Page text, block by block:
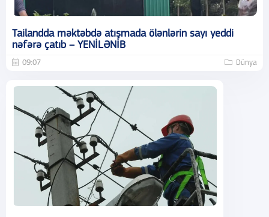
Tailandda məktəbdə atışmada ölənlərin sayı yeddi
nəfərə çatıb – YENİLƏNİB
09:07 Dünya